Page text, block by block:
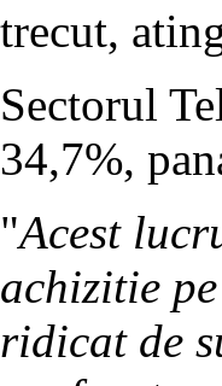
trecut,
Sectorul
34,7%,
"Acest
achizitie
ridicat de